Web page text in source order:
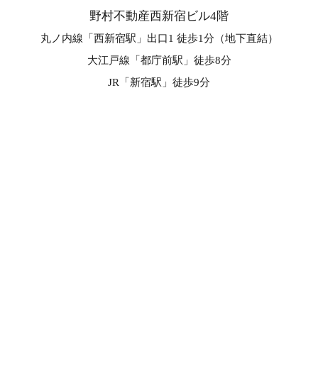
野村不動産西新宿ビル4階
丸ノ内線「西新宿駅」出口1 徒歩1分（地下直結）
大江戸線「都庁前駅」徒歩8分
JR「新宿駅」徒歩9分